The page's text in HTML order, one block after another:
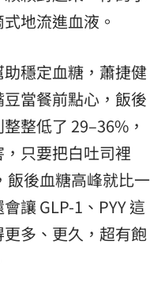
地流進血液。
穩定血糖，蕭捷健
當餐前點心，飯後
整低了 29–36%，
只要把白吐司裡
飯後血糖高峰就比一
讓 GLP-1、PYY 這
多、更久，超有飽